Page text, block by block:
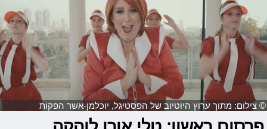
© צילום: מתוך ערוץ היוטיוב של הפסטיגל, יוכלמן-אשר הפקות